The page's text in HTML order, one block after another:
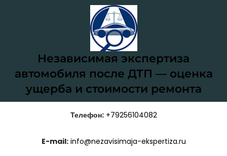
Независимая экспертиза
автомобиля после ДТП — оценка
ущерба и стоимости ремонта
Телефон: +79256104082
E-mail: info@nezavisimaja-ekspertiza.ru